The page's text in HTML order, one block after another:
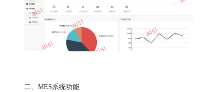
二、MES系统功能